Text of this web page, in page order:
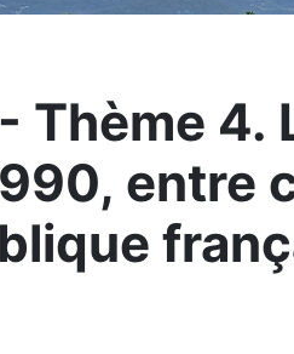
Thème 4.